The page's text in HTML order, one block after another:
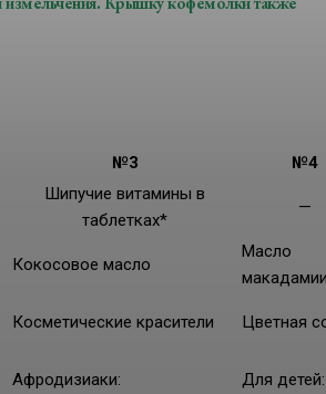
№3 №4
Шипучие витамины в
таблетках*
—
Кокосовое масло
Масло
макадамии
Косметические красители Цветная
Афродизиаки:
Для детей: